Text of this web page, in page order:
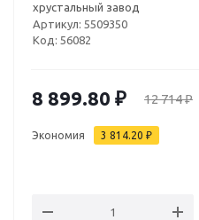
хрустальный завод
Артикул: 5509350
Код: 56082
8 899.80 ₽ 12 714₽
Экономия 3 814.20 ₽